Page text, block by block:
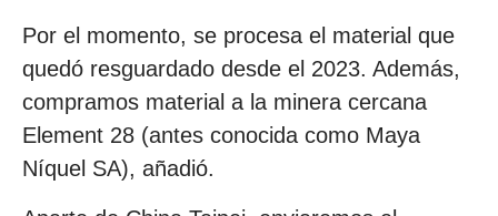
Por el momento, se procesa el material que
quedó resguardado desde el 2023. Además,
compramos material a la minera cercana
Element 28 (antes conocida como Maya
Níquel SA), añadió.